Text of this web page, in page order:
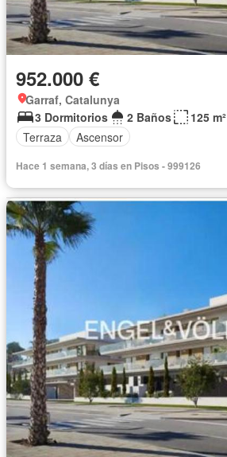
952.000 €
Garraf, Catalunya
3 Dormitorios
2 Baños
125 m²
Terraza
Ascensor
Hace 1 semana, 3 días en Pisos - 999126